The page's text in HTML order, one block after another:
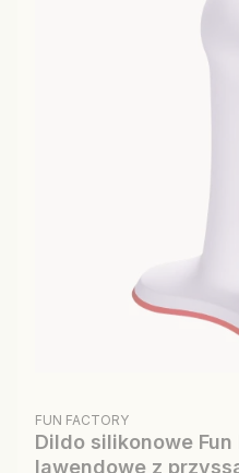
PRODUCENT
FUN FACTORY
Dildo silikonowe
lawendowe z